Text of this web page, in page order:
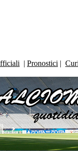
| Pronostici |